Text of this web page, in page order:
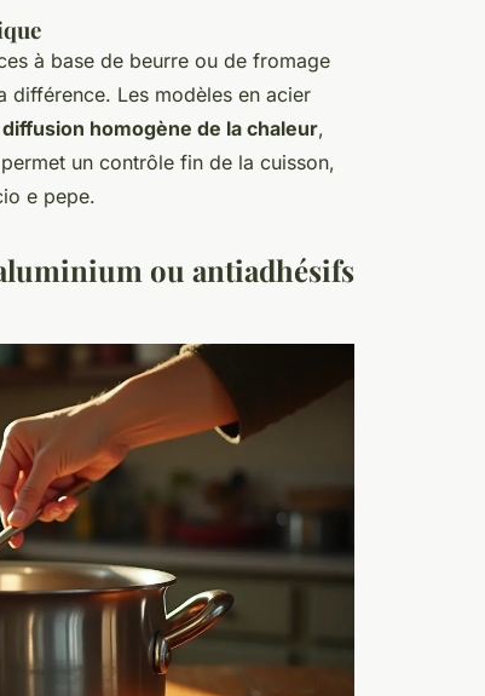
à base de beurre ou de fromage
différence. Les modèles en acier
diffusion homogène de la chaleur,
un contrôle fin de la cuisson,
e pepe.
ou antiadhésifs